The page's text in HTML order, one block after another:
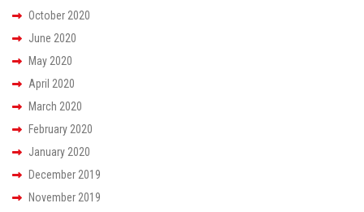
October 2020
June 2020
May 2020
April 2020
March 2020
February 2020
January 2020
December 2019
November 2019